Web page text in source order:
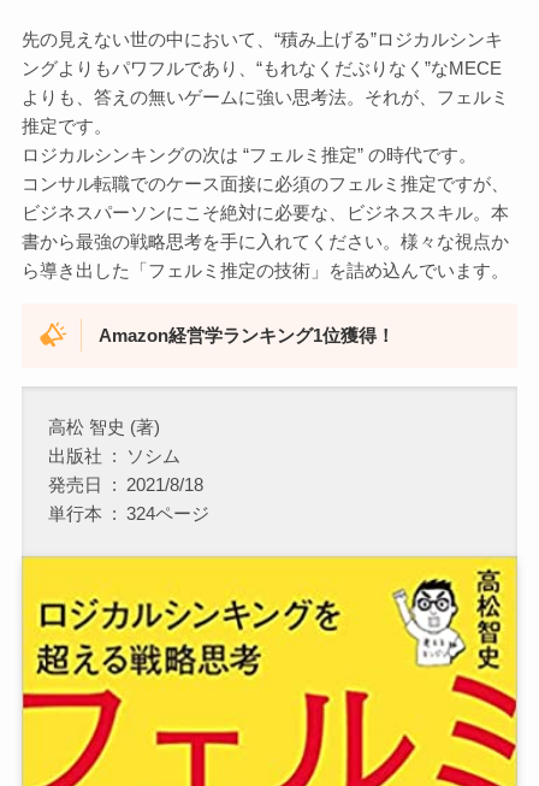
先の見えない世の中において、“積み上げる”ロジカルシンキ
ングよりもパワフルであり、“もれなくだぶりなく”なMECE
よりも、答えの無いゲームに強い思考法。それが、フェルミ
推定です。
ロジカルシンキングの次は “フェルミ推定” の時代です。
コンサル転職でのケース面接に必須のフェルミ推定ですが、
ビジネスパーソンにこそ絶対に必要な、ビジネススキル。本
書から最強の戦略思考を手に入れてください。様々な視点か
ら導き出した「フェルミ推定の技術」を詰め込んでいます。
Amazon経営学ランキング1位獲得！
高松 智史 (著)
出版社 ‏ : ‎ ソシム
発売日 ‏ : ‎ 2021/8/18
単行本 ‏ : ‎ 324ページ